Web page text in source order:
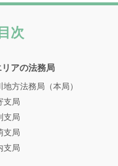
目次
アの法務局
地方法務局（本局）
支局
支局
支局
支局